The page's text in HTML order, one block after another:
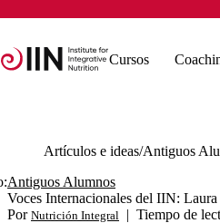
Cursos
Artículos e ideas Antiguos
Antiguos Alumnos
Voces Internacionales del IIN:
Por Nutrición Integral | Tiempo de